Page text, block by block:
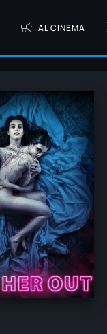
AL CINEMA